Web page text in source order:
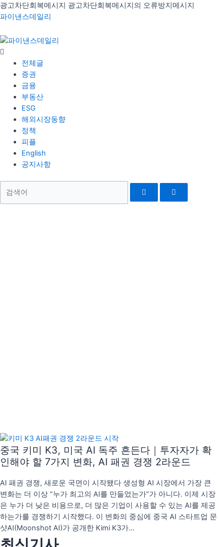
광고차단회복메시지 광고차단회복메시지의 오류방지메시지
파이낸스데일리
Menu
전체글
증권
금융
부동산
ESG
해외시장동향
정책
피플
English
공지사항
중국 키미 K3, 미국 AI 독주 흔든다｜투자자가 확
인해야 할 7가지 변화, AI 패권 경쟁 2라운드
AI 패권 경쟁, 새로운 국면이 시작됐다 생성형 AI 시장에서 가장 큰
변화는 더 이상 “누가 최고의 AI를 만들었는가”가 아니다. 이제 시장
은 누가 더 낮은 비용으로, 더 많은 기업이 사용할 수 있는 AI를 제공
하는가를 경쟁하기 시작했다. 이 변화의 중심에 중국 AI 스타트업 문
샷AI(Moonshot AI)가 공개한 Kimi K3가...